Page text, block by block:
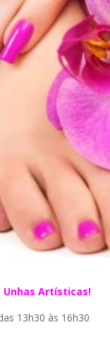
Unhas Artísticas!
13h30 às 16h30